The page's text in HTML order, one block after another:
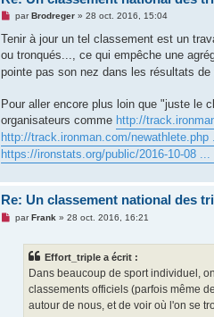
M
s
a
g
e
o
n
l
u
parBrodreger» 28 oct. 2016, 15:04
Tenir à jour un tel classement est un
ou tronqués..., ce qui empêche une
pointe pas son nez dans les résultats de
Pour aller encore plus loin que "juste le
organisateurs comme http://
http://track.ironman.com/newathlete.php
https://ironstats.org/public/2016-10-08 ...
Re: Un classement national des
MparFrank » 28 oct. 2016, 16:21
Effort_triple a écrit :
Dans beaucoup de sport individuel,
classements officiels (parfois même
autour de nous, et de voir où l'on se